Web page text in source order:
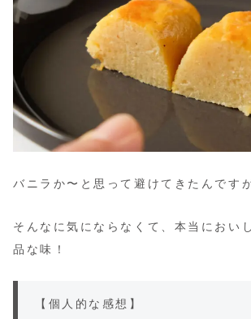
バニラか〜と思って避けてきたんです
そんなに気にならなくて、本当におい
品な味！
【個人的な感想】